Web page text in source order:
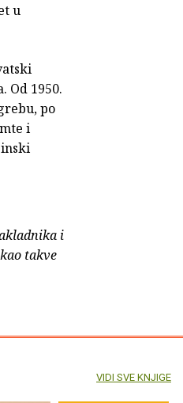
u
Od 1950.
po
i
i
takve
VIDI SVE KNJIGE